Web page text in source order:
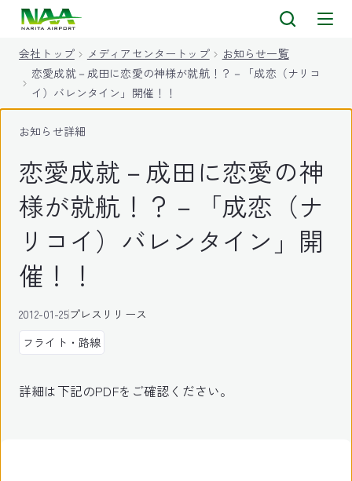
会社トップ メディアセンタートップ
お知らせ一覧
恋愛成就－成田に恋愛の神様が就航！？－「成恋（ナリコ
イ）バレンタイン」開催！！
お知らせ詳細
恋愛成就－成田に恋愛の神
様が就航！？－「成恋（ナ
リコイ）バレンタイン」開
催！！
2012-01-25プレスリリース
フライト・路線
詳細は下記のPDFをご確認ください。